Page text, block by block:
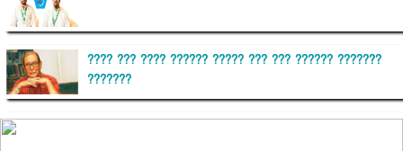
???? ??? ???? ?????? ????? ??? ??? ?????? ???????
???????